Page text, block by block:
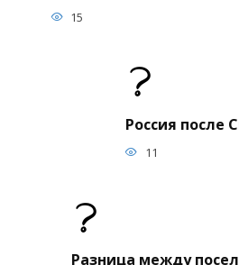
15
Россия после
11
Разница между